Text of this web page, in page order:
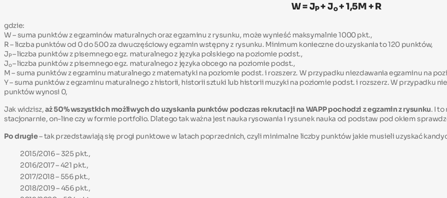
W = JP+ Jo+ 1,5M + R
gdzie:
W – suma punktów z egzaminów maturalnych oraz egzaminu z rysunku, może wynieść maksymalnie 1000 pkt.,
R – liczba punktów od 0 do 500 za dwuczęściowy egzamin wstępny z rysunku. Minimum konieczne do uzyskania to 120 punktów,
JP– liczba punktów z pisemnego egz. maturalnego z języka polskiego na poziomie podst.,
Jo– liczba punktów z pisemnego egz. maturalnego z języka obcego na poziomie podst.,
M – suma punktów z egzaminu maturalnego z matematyki na poziomie podst. i rozszerz. W przypadku niezdawania egzaminu na
Y – suma punktów z egzaminu maturalnego z historii, historii sztuki lub historii muzyki na poziomie podst. i rozszerz. W przypadku
punktów wynosi 0,
Jak widzisz,aż 50% wszystkich możliwych do uzyskania punktów podczas rekrutacji na WAPP pochodzi z egzamin z rysunku. I
stacjonarnie, on-line czy w formie portfolio. Dlatego tak ważna jest nauka rysowania i rysunek nauka od podstaw pod okiem
Po drugie– tak przedstawiają się progi punktowe w latach poprzednich, czyli minimalne liczby punktów jakie musieli uzyskać
2015/2016 – 325 pkt.,
2016/2017 – 421 pkt.,
2017/2018 – 556 pkt.,
2018/2019 – 456 pkt.,